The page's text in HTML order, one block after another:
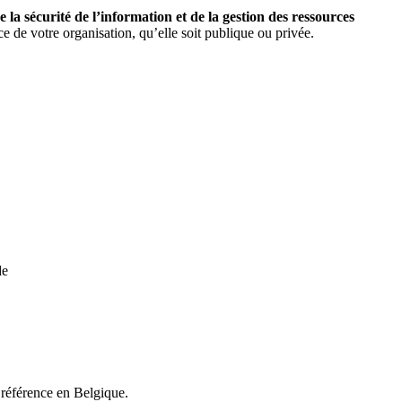
sécurité de l’information et de la gestion des ressources
de votre organisation, qu’elle soit publique ou privée.
en Belgique.